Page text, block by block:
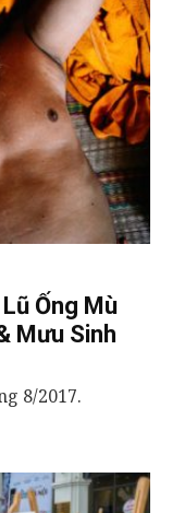
Ống Mù
Mưu Sinh
8/2017.